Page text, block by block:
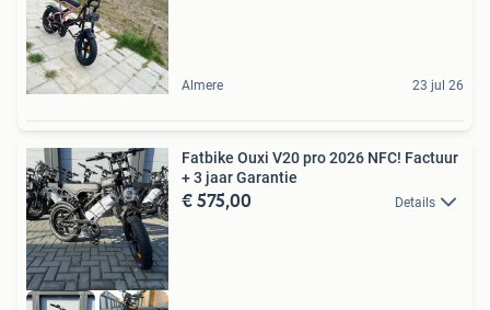
Almere 23 jul 26
Fatbike Ouxi V20 pro 2026 NFC! Factuur
+ 3 jaar Garantie
€ 575,00 Details